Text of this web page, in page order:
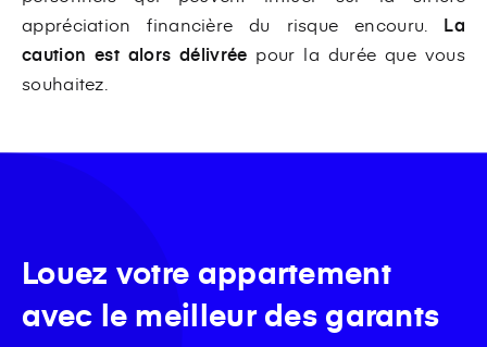
appréciation financière du risque encouru. La
caution est alors délivrée pour la durée que vous
souhaitez.
Louez votre appartement
avec le meilleur des garants